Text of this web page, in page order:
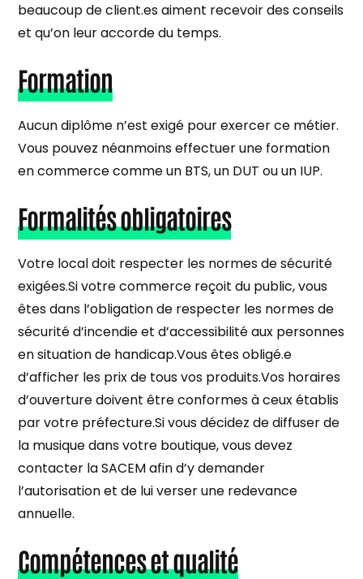
beaucoup de client.es aiment recevoir des conseils
et qu’on leur accorde du temps.
Formation
Aucun diplôme n’est exigé pour exercer ce métier.
Vous pouvez néanmoins effectuer une formation
en commerce comme un BTS, un DUT ou un IUP.
Formalités obligatoires
Votre local doit respecter les normes de sécurité
exigées.Si votre commerce reçoit du public, vous
êtes dans l’obligation de respecter les normes de
sécurité d’incendie et d’accessibilité aux personnes
en situation de handicap.Vous êtes obligé.e
d’afficher les prix de tous vos produits.Vos horaires
d’ouverture doivent être conformes à ceux établis
par votre préfecture.Si vous décidez de diffuser de
la musique dans votre boutique, vous devez
contacter la SACEM afin d’y demander
l’autorisation et de lui verser une redevance
annuelle.
Compétences et qualité